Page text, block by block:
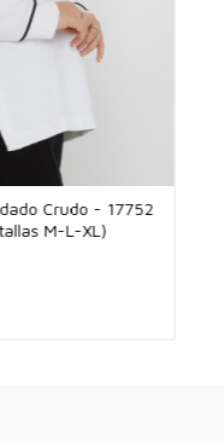
estación y
en una
elegancia y
es una opción
Con su estructura
áreas de uso. La
la flexibilidad del
elegante.
Crudo - 17752
M-L-XL)